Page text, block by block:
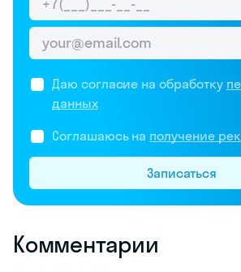
Даю согласие на обработку
данных
Соглашаюсь на получение
Записаться
Комментарии